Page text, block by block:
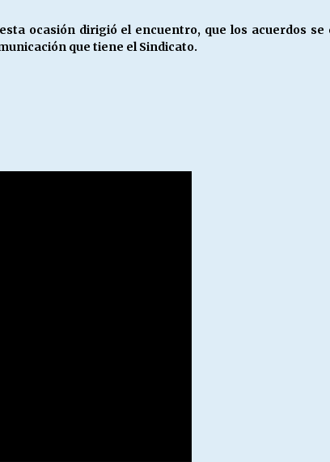
ocasión dirigió el encuentro, que los acuerdos
que tiene el Sindicato.